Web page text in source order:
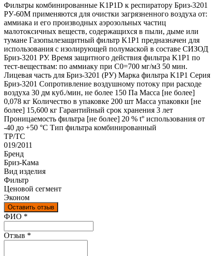
Фильтры комбинированные K1P1D к респиратору Бриз-3201
РУ-60М применяются для очистки загрязненного воздуха от:
аммиака и его производных аэрозольных частиц
малотоксичных веществ, содержащихся в пыли, дыме или
тумане Газопылезащитный фильтр K1P1 предназначен для
использования с изолирующей полумаской в составе СИЗОД
Бриз-3201 РУ. Время защитного действия фильтра K1P1 по
тест-веществам: по аммиаку при С0=700 мг/м3 50 мин.
Лицевая часть для Бриз-3201 (РУ) Марка фильтра K1P1 Серия
Бриз-3201 Сопротивление воздушному потоку при расходе
воздуха 30 дм куб./мин, не более 150 Па Масса [не более]
0,078 кг Количество в упаковке 200 шт Масса упаковки [не
более] 15,600 кг Гарантийный срок хранения 3 лет
Проницаемость фильтра [не более] 20 % t° использования от
-40 до +50 °C Тип фильтра комбинированный
ТР/ТС
019/2011
Бренд
Бриз-Кама
Вид изделия
Фильтр
Ценовой сегмент
Эконом
Оставить отзыв
Ваш отзыв был отправлен!
ФИО *
Отзыв *